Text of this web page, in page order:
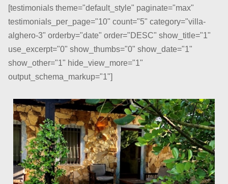
[testimonials theme="default_style" paginate="max"
testimonials_per_page="10" count="5" category="villa-
alghero-3" orderby="date" order="DESC" show_title="1"
use_excerpt="0" show_thumbs="0" show_date="1"
show_other="1" hide_view_more="1"
output_schema_markup="1"]